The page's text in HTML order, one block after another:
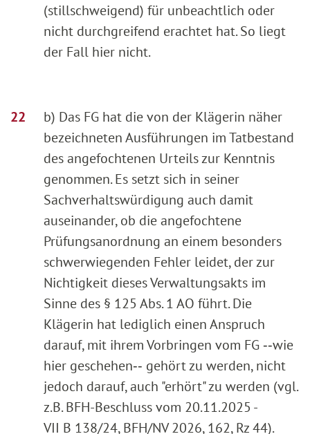
(stillschweigend) für unbeachtlich oder
nicht durchgreifend erachtet hat. So liegt
der Fall hier nicht.
b) Das FG hat die von der Klägerin näher
bezeichneten Ausführungen im Tatbestand
des angefochtenen Urteils zur Kenntnis
genommen. Es setzt sich in seiner
Sachverhaltswürdigung auch damit
auseinander, ob die angefochtene
Prüfungsanordnung an einem besonders
schwerwiegenden Fehler leidet, der zur
Nichtigkeit dieses Verwaltungsakts im
Sinne des § 125 Abs. 1 AO führt. Die
Klägerin hat lediglich einen Anspruch
darauf, mit ihrem Vorbringen vom FG ‑‑wie
hier geschehen‑‑ gehört zu werden, nicht
jedoch darauf, auch "erhört" zu werden (vgl.
z.B. BFH-Beschluss vom 20.11.2025 -
VII B 138/24, BFH/NV 2026, 162, Rz 44).